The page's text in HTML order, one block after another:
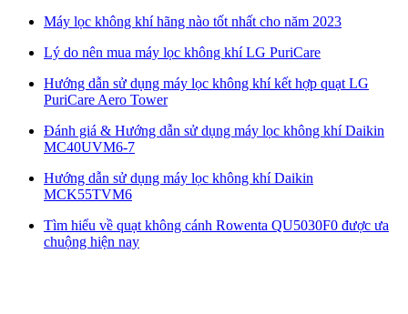
Máy lọc không khí hãng nào tốt nhất cho năm 2023
Lý do nên mua máy lọc không khí LG PuriCare
Hướng dẫn sử dụng máy lọc không khí kết hợp quạt LG
PuriCare Aero Tower
Đánh giá & Hướng dẫn sử dụng máy lọc không khí Daikin
MC40UVM6-7
Hướng dẫn sử dụng máy lọc không khí Daikin
MCK55TVM6
Tìm hiểu về quạt không cánh Rowenta QU5030F0 được ưa
chuộng hiện nay